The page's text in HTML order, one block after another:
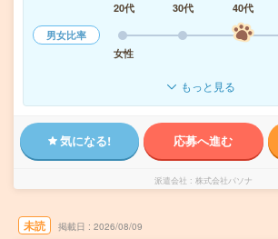
20代
30代 40代
男女比率
女性
もっと見る
気になる! 応募へ進む
派遣会社 株式会社パソナ
未読 掲載日 2026/08/09